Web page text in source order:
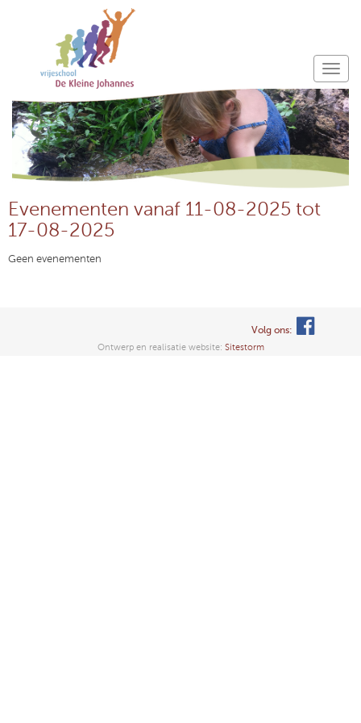
Evenementen vanaf 11-08-2025 tot
17-08-2025
Geen evenementen
Volg ons:
Ontwerp en realisatie website: Sitestorm